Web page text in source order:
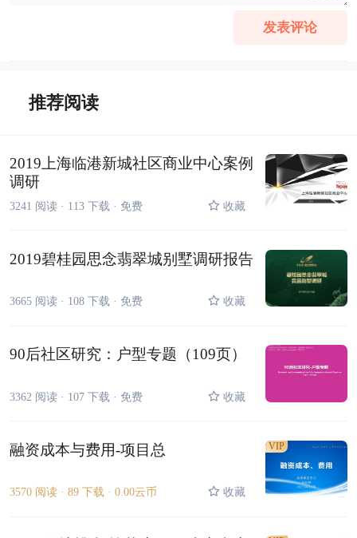
发表评论
推荐阅读
2019上海临港新城社区商业中心案例
调研
3241 阅读 · 113 下载 · 免费 收藏
2019碧桂园思念翡翠城别墅调研报告
3665 阅读 · 108 下载 · 免费 收藏
90后社区研究：户型专题（109页）
3362 阅读 · 107 下载 · 免费 收藏
融资成本与费用-项目总
3570 阅读 · 89 下载 · 0.00云币 收藏
VIP